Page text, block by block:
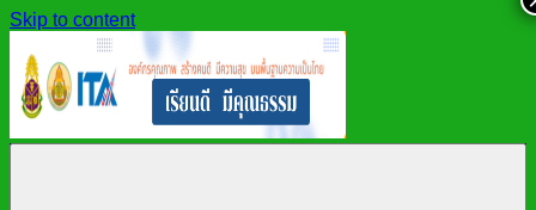
Skip to content